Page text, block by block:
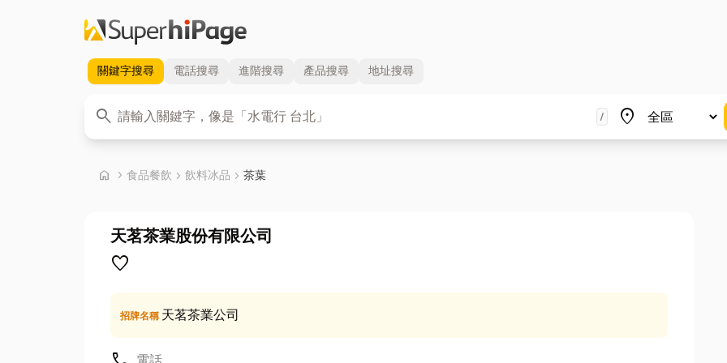
關鍵字搜尋 電話搜尋 進階搜尋 產品搜尋 地址搜尋
search
關鍵字 / place
地區
home chevron_right 首頁
食品餐飲 chevron_right 飲料冰品 chevron_right 茶葉
天茗茶業股份有限公司
favorite
招牌名稱 天茗茶業公司